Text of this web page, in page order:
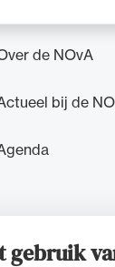
gebruik
naar
de NOvA
bij de